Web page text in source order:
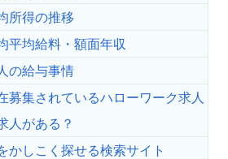
所得の推移
平均給料・額面年収
の給与事情
募集されているハローワーク求人
人がある？
かしこく探せる検索サイト